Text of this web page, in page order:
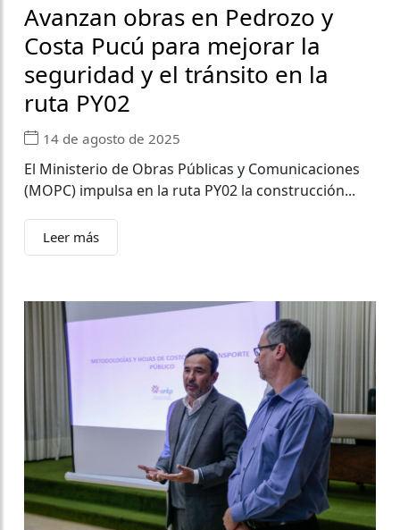
Avanzan obras en Pedrozo y
Costa Pucú para mejorar la
seguridad y el tránsito en la
ruta PY02
14 de agosto de 2025
El Ministerio de Obras Públicas y Comunicaciones
(MOPC) impulsa en la ruta PY02 la construcción...
Leer más